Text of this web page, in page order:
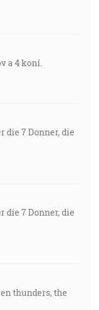
a 4 koní.
die 7 Donner, die
die 7 Donner, die
thunders, the